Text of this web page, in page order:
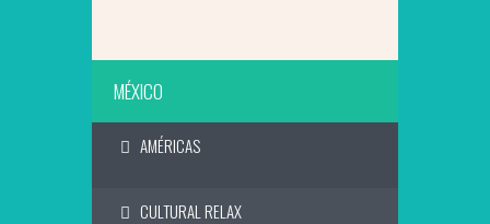
MÉXICO
AMÉRICAS
CULTURAL RELAX